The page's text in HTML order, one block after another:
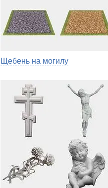
Щебень на могилу